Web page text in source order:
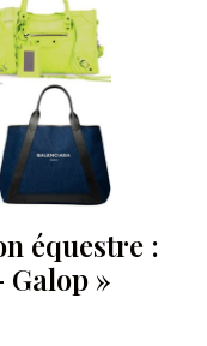
équestre :
Galop »